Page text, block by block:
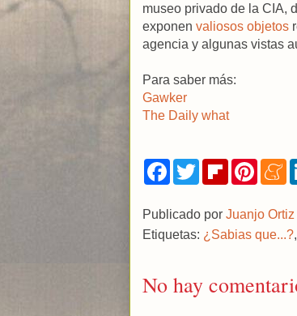
museo privado de la CIA,
exponen valiosos objetos
agencia y algunas vistas
Para saber más:
Gawker
The Daily what
F
a
b
o
o
T
w
t
F
b
o
a
P
e
r
e
M
a
m
e
Publicado por Juanjo Ortiz
Etiquetas: ¿Sabias que...?,
No hay